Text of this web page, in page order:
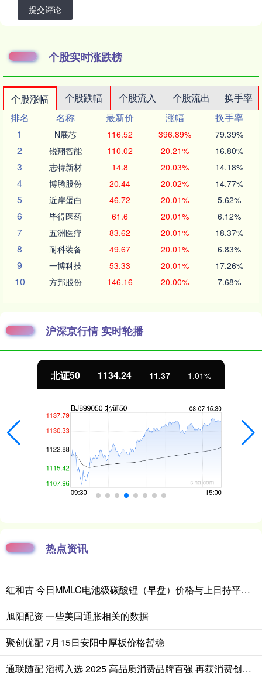
提交评论
个股实时涨跌榜
个股涨幅 个股跌幅 个股流入 个股流出
换手率
排名
名称 最新价 涨幅
换手率
1
N展芯 116.52 396.89% 79.39%
2 锐翔智能 110.02 20.21% 16.80%
3 志特新材 14.8 20.03% 14.18%
4 博腾股份 20.44 20.02% 14.77%
5 近岸蛋白 46.72 20.01% 5.62%
6 毕得医药 61.6 20.01% 6.12%
7 五洲医疗 83.62 20.01% 18.37%
8 耐科装备 49.67 20.01% 6.83%
9 一博科技 53.33 20.01% 17.26%
10 方邦股份 146.16 20.00% 7.68%
沪深京行情 实时轮播
北证50 1134.24 11.37 1.01%
热点资讯
红和古 今日MMLC电池级碳酸锂（早盘）价格与上日持平，中间价报157000元/吨
旭阳配资 一些美国通胀相关的数据
聚创优配 7月15日安阳中厚板价格暂稳
通联随配 滔搏入选 2025 高品质消费品牌百强 再获消费创新案例殊荣